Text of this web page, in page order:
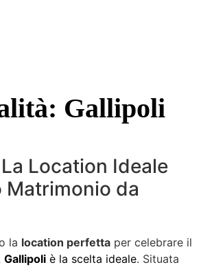
Gallipoli
Location Ideale
Matrimonio da
la location perfetta per celebrare il
Gallipoli è la scelta ideale. Situata